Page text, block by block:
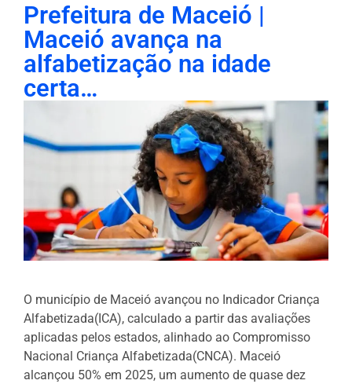
Prefeitura de Maceió |
Maceió avança na
alfabetização na idade
certa…
O município de Maceió avançou no Indicador Criança
Alfabetizada(ICA), calculado a partir das avaliações
aplicadas pelos estados, alinhado ao Compromisso
Nacional Criança Alfabetizada(CNCA). Maceió
alcançou 50% em 2025, um aumento de quase dez